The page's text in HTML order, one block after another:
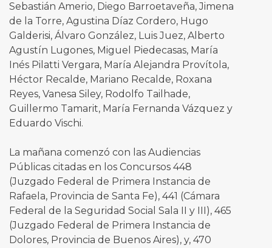
Sebastián Amerio, Diego Barroetaveña, Jimena
de la Torre, Agustina Díaz Cordero, Hugo
Galderisi, Álvaro González, Luis Juez, Alberto
Agustín Lugones, Miguel Piedecasas, María
Inés Pilatti Vergara, María Alejandra Provítola,
Héctor Recalde, Mariano Recalde, Roxana
Reyes, Vanesa Siley, Rodolfo Tailhade,
Guillermo Tamarit, María Fernanda Vázquez y
Eduardo Vischi.
La mañana comenzó con las Audiencias
Públicas citadas en los Concursos 448
(Juzgado Federal de Primera Instancia de
Rafaela, Provincia de Santa Fe), 441 (Cámara
Federal de la Seguridad Social Sala II y III), 465
(Juzgado Federal de Primera Instancia de
Dolores, Provincia de Buenos Aires), y, 470